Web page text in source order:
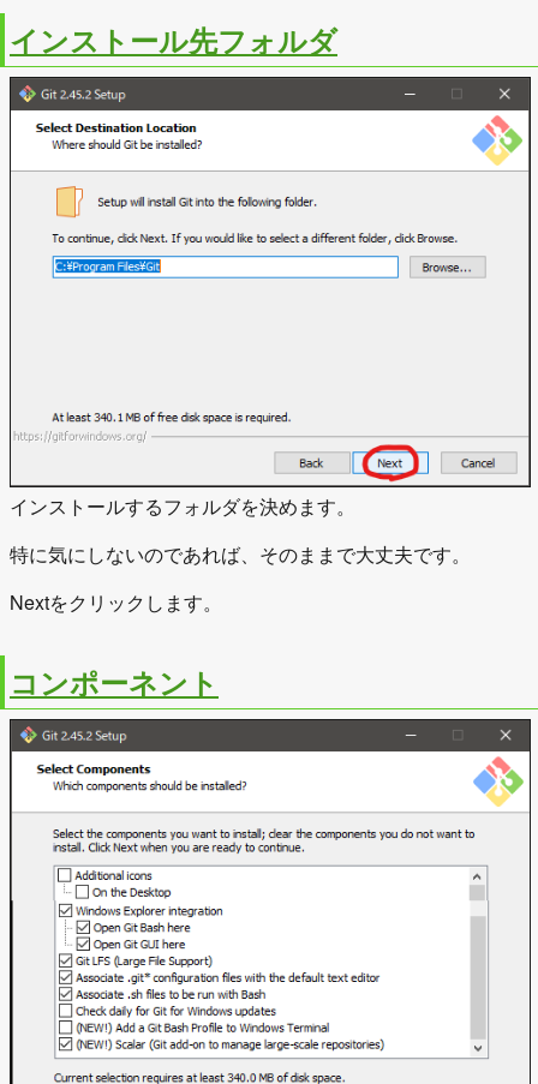
インストール先フォルダ
インストールするフォルダを決めます。
特に気にしないのであれば、そのままで大丈夫です。
Nextをクリックします。
コンポーネント